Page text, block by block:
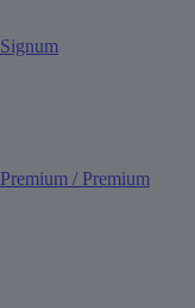
Signum
Premium / Premium